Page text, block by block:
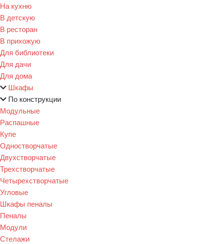
На кухню
В детскую
В ресторан
В прихожую
Для библиотеки
Для дачи
Для дома
Шкафы
По конструкции
Модульные
Распашные
Купе
Одностворчатые
Двухстворчатые
Трехстворчатые
Четырехстворчатые
Угловые
Шкафы пеналы
Пеналы
Модули
Стелажи